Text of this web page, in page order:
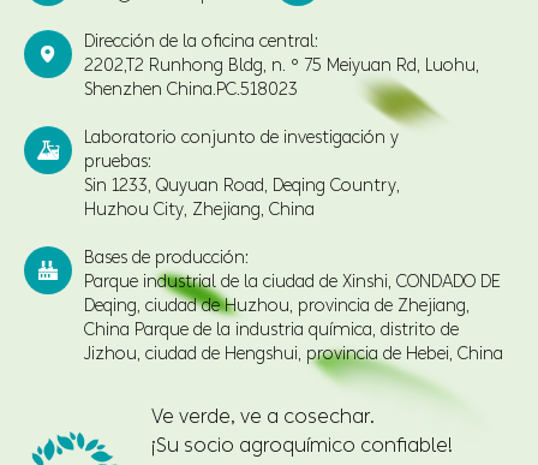
Laboratorio conjunto de investigación y
pruebas:
Sin 1233, Quyuan Road, Deqing Country,
Huzhou City, Zhejiang, China

Bases de producción:
Parque industrial de la ciudad de Xinshi, CONDADO DE
Deqing, ciudad de Huzhou, provincia de Zhejiang,
China Parque de la industria química, distrito de
Ve verde, ve a cosechar.
¡Su socio agroquímico confiable!
Nos centramos en impulsar las innovaciones
a las tecnologías de próxima generación en la
agricultura verde y sostenible.